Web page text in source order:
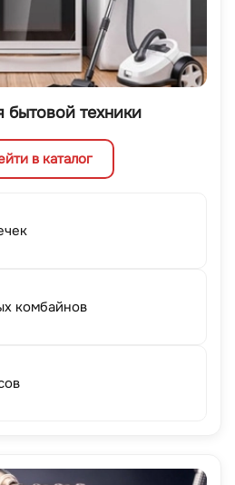
бытовой техники
в каталог
комбайнов